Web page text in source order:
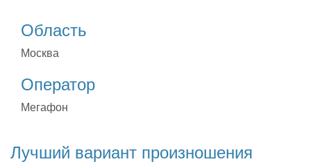
Область
Москва
Оператор
Мегафон
Лучший вариант произношения